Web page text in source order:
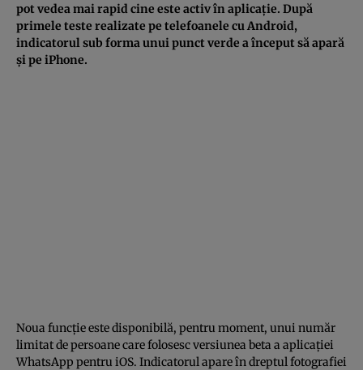
pot vedea mai rapid cine este activ în aplicație. După
primele teste realizate pe telefoanele cu Android,
indicatorul sub forma unui punct verde a început să apară
și pe iPhone.
Noua funcție este disponibilă, pentru moment, unui număr
limitat de persoane care folosesc versiunea beta a aplicației
WhatsApp pentru iOS. Indicatorul apare în dreptul fotografiei